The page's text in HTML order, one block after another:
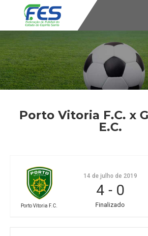
Porto Vitoria F.C. x
E.C.
Porto Vitoria F.C.
14 de julho de 2019
4 - 0
Finalizado